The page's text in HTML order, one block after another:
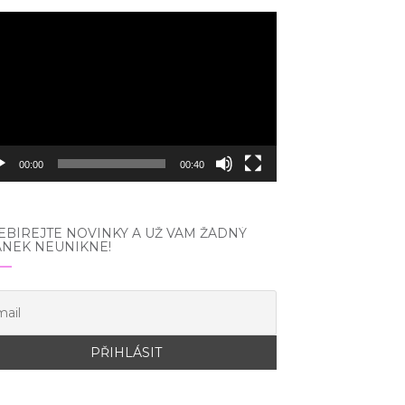
00:00 00:40
NOVINKY A UŽ VÁM ŽÁDNÝ
NEUNIKNE!